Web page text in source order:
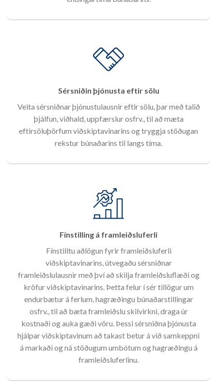
Sérsniðin þjónusta eftir sölu
Veita sérsniðnar þjónustulausnir eftir sölu, þar með talið
þjálfun, viðhald, uppfærslur osfrv., til að mæta
eftirsöluþörfum viðskiptavinarins og tryggja stöðugan
rekstur búnaðarins til langs tíma.
Fínstilling á framleiðsluferli
Fínstilltu aðlögun fyrir framleiðsluferli
viðskiptavinarins, útvegaðu sérsniðnar
framleiðslulausnir með því að skilja framleiðsluflæði og
kröfur viðskiptavinarins. Þetta felur í sér tillögur um
endurbætur á ferlum, hagræðingu búnaðarstillingar
osfrv., til að bæta framleiðslu skilvirkni, draga úr
kostnaði og auka gæði vöru. Þessi sérsniðna þjónusta
hjálpar viðskiptavinum að takast betur á við samkeppni
á markaði og ná stöðugum umbótum og hagræðingu á
framleiðsluferlinu.